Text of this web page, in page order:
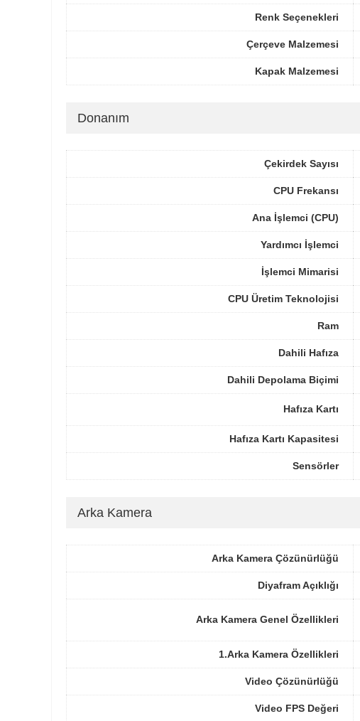
Renk Seçenekleri
Çerçeve Malzemesi
Kapak Malzemesi
Donanım
Çekirdek Sayısı
CPU Frekansı
Ana İşlemci (CPU)
Yardımcı İşlemci
İşlemci Mimarisi
CPU Üretim Teknolojisi
Ram
Dahili Hafıza
Dahili Depolama Biçimi
Hafıza Kartı
Hafıza Kartı Kapasitesi
Sensörler
Arka Kamera
Arka Kamera Çözünürlüğü
Diyafram Açıklığı
Arka Kamera Genel Özellikleri
1.Arka Kamera Özellikleri
Video Çözünürlüğü
Video FPS Değeri